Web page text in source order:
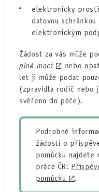
elektronicky
datovou
elektronickým
Žádost za vás může
plné moci
nebo
let ji může podat
(zpravidla rodič nebo
svěřeno do péče).
Podrobné
žádosti o
pomůcku najdete
práce ČR:
pomůcku
.